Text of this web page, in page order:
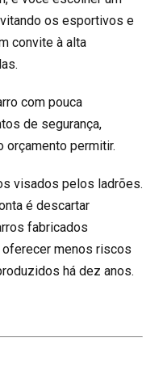
os esportivos e
convite à alta
com pouca
de segurança,
orçamento permitir.
visados pelos ladrões.
é descartar
fabricados
menos riscos
há dez anos.